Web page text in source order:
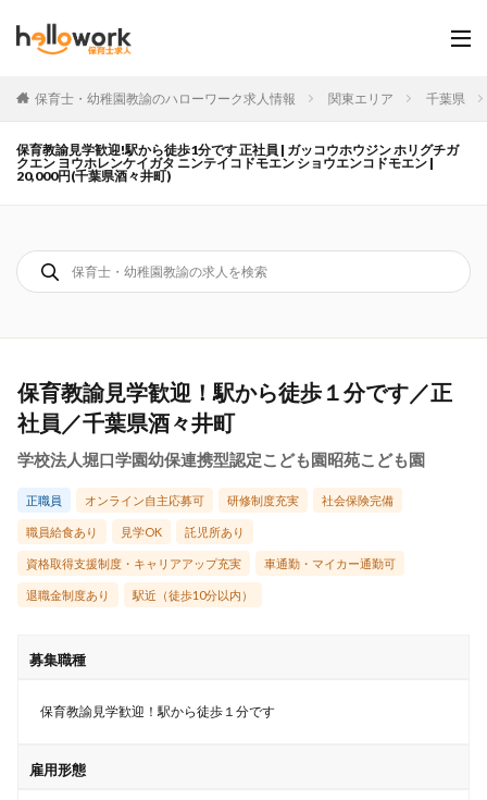
保育士・幼稚園教諭のハローワーク求人情報 関東エリア 千葉県
保育教諭見学歓迎!駅から徒歩1分です 正社員 | ガッコウホウジン ホリグチガ
クエン ヨウホレンケイガタ ニンテイコドモエン ショウエンコドモエン |
20,000円(千葉県酒々井町)
保育教諭見学歓迎！駅から徒歩１分です／正
社員／千葉県酒々井町
学校法人堀口学園幼保連携型認定こども園昭苑こども園
正職員 オンライン自主応募可 研修制度充実 社会保険完備
職員給食あり 見学OK 託児所あり
資格取得支援制度・キャリアアップ充実 車通勤・マイカー通勤可
退職金制度あり 駅近（徒歩10分以内）
募集職種
保育教諭見学歓迎！駅から徒歩１分です
雇用形態